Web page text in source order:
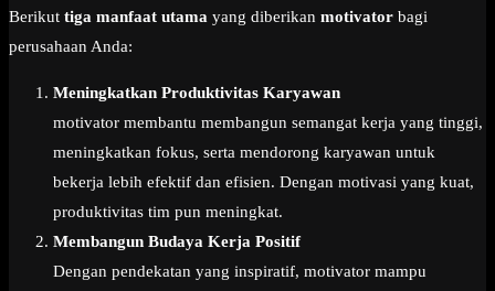
Berikut tiga manfaat utama yang diberikan motivator bagi
perusahaan Anda:
Meningkatkan Produktivitas Karyawan
motivator membantu membangun semangat kerja yang tinggi,
meningkatkan fokus, serta mendorong karyawan untuk
bekerja lebih efektif dan efisien. Dengan motivasi yang kuat,
produktivitas tim pun meningkat.
Membangun Budaya Kerja Positif
Dengan pendekatan yang inspiratif, motivator mampu